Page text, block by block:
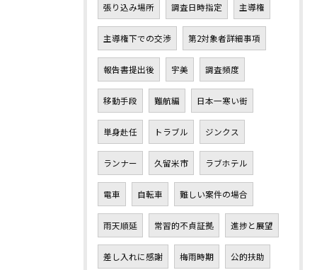
張り込み場所 調査日時指定 主導権
主導権下での交渉 第2対象者詳細事項
報告書提出後 宇美 調査頻度
移動手段 難航編 日本一寒い街
単身赴任 トラブル ジンクス
ランナー 久留米市 ラブホテル
電車 自転車 難しい案件の場合
雨天順延 常習的不貞証拠 進捗と展望
差し入れに感謝 梅雨時期 公的扶助